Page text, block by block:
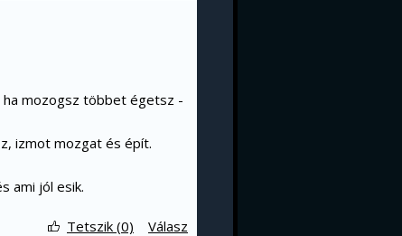
ha mozogsz többet égetsz -
izmot mozgat és épít.
ami jól esik.
Válasz
Tetszik (0)